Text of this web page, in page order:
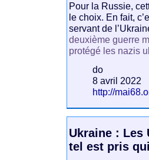
Pour la Russie,
le choix. En fait,
servant de
deuxième guerre
protégé les nazis
do
8 avril 2022
http://
Ukraine : Les
tel est pris